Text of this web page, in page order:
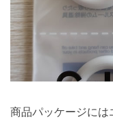
商品パッケージには